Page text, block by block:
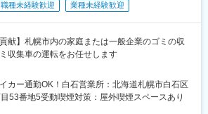
職種未経験歓迎 業種未経験歓迎
貢献】札幌市内の家庭または一般企業のゴミの収
収集車の運転をお任せします
ー通勤OK！白石営業所：北海道札幌市白石区
53番地5受動喫煙対策：屋外喫煙スペースあり